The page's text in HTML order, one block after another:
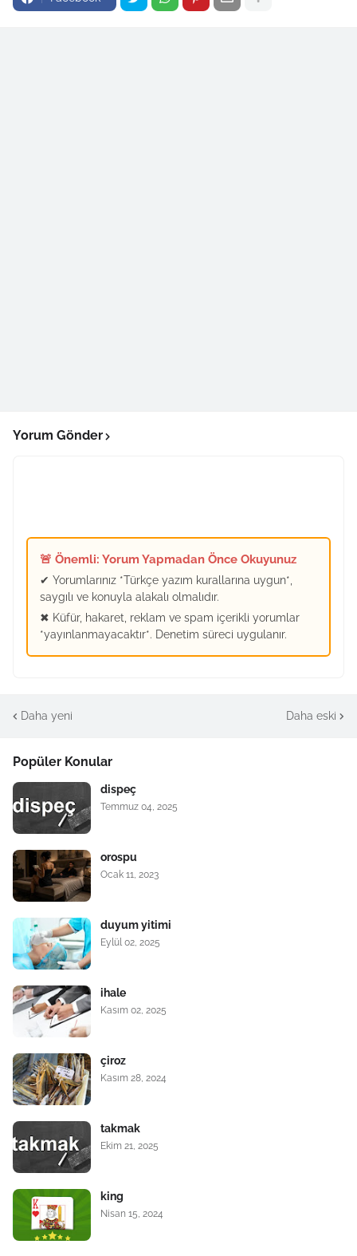
Yorum Gönder
🚨 Önemli: Yorum Yapmadan Önce Okuyunuz
✔ Yorumlarınız *Türkçe yazım kurallarına uygun*,
saygılı ve konuyla alakalı olmalıdır.
✖ Küfür, hakaret, reklam ve spam içerikli yorumlar
*yayınlanmayacaktır*. Denetim süreci uygulanır.
Daha yeni Daha eski
Popüler Konular
dispeç
Temmuz 04, 2025
orospu
Ocak 11, 2023
duyum yitimi
Eylül 02, 2025
ihale
Kasım 02, 2025
çiroz
Kasım 28, 2024
takmak
Ekim 21, 2025
king
Nisan 15, 2024